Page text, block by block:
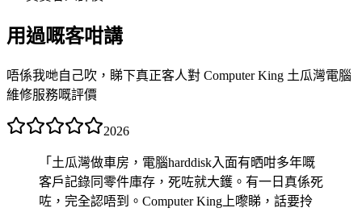
用過嘅客咁講
唔係我哋自己吹，睇下真正客人對 Computer King 土瓜灣電腦
維修服務嘅評價
2026
「 土瓜灣做車房，電腦harddisk入面有晒咁多年嘅
客戶記錄同零件庫存，死咗就大鑊。有一日真係死
咗，完全認唔到。Computer King上嚟睇，話要拎